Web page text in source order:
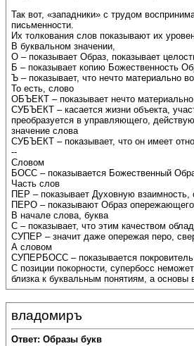
Так вот, «западники» с трудом
письменности.
Их толкования слов показывают их
В буквальном значении,
О – показывает Образ, показывает
Б – показывает копию Божественность
Ъ – показывает, что нечто материально
То есть, слово
ОБЪЕКТ – показывает нечто
СУБЪЕКТ – касается жизни объекта,
преобразуется в управляющего,
значение слова
СУБЪЕКТ – показывает, что он имеет
--
Словом
БОСС – показывается Божественный
Часть слов
ПЕР – показывает Духовную
ПЕРО – показывают Образ опережающего
В начале слова, буква
С – показывает, что этим качеством
СУПЕР – значит даже опережая перо,
А словом
СУПЕРБОСС – показывается покровитель
С позиции покорности, супербосс
близка к буквальным понятиям, а основы
владомиръ
Ответ: Образы букв